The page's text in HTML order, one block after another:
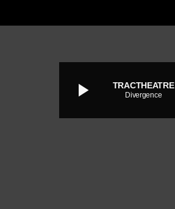
play_arrow TRACTHEATRE
Divergence